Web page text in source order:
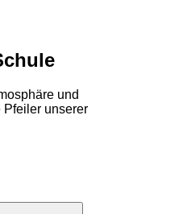
und
Pfeiler unserer